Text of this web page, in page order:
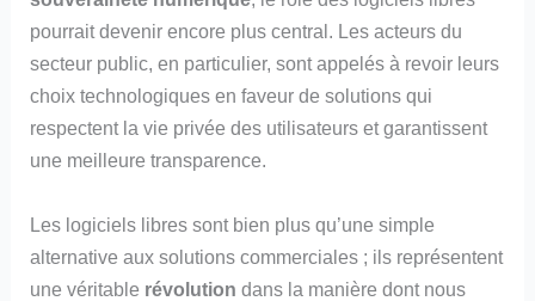
pourrait devenir encore plus central. Les acteurs du
secteur public, en particulier, sont appelés à revoir leurs
choix technologiques en faveur de solutions qui
respectent la vie privée des utilisateurs et garantissent
une meilleure transparence.
Les logiciels libres sont bien plus qu’une simple
alternative aux solutions commerciales ; ils représentent
une véritable révolution dans la manière dont nous